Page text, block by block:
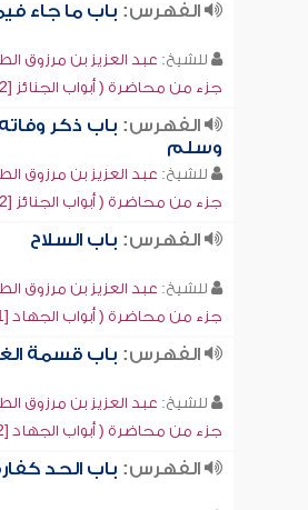
الفهرس: باب ما جاء
للشيخ: عبد العزيز بن مرزوق
جزء من محاضرة ( أبواب الجنائز [2])
الفهرس: باب ذكر
وسلم
للشيخ: عبد العزيز بن مرزوق
جزء من محاضرة ( أبواب الجنائز [2])
الفهرس: باب السلاح
للشيخ: عبد العزيز بن مرزوق
جزء من محاضرة ( أبواب الجهاد [1])
الفهرس: باب قسمة
للشيخ: عبد العزيز بن مرزوق
جزء من محاضرة ( أبواب الجهاد [2])
الفهرس: باب الحد